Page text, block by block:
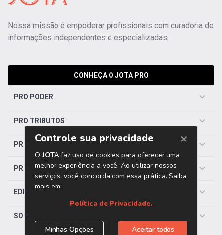
Nossa missão é empoderar profissionais com curadoria de
informações independentes e especializadas.
CONHEÇA O JOTA PRO
PRO PODER
PRO TRIBUTOS
PRO TRABALHISTA
PRO SAÚDE
EDITORIAS
SOBRE O JOTA